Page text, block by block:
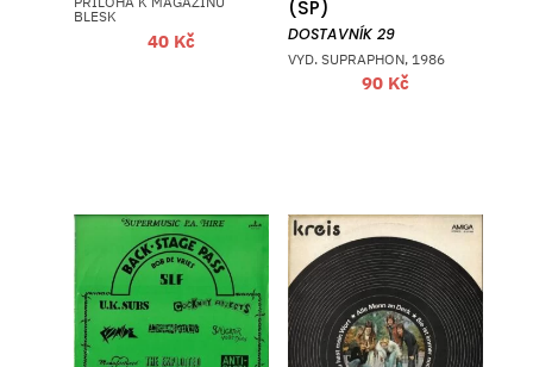
BLESK
40 Kč
(SP)
DOSTAVNÍK 29
VYD. SUPRAPHON, 1986
90 Kč